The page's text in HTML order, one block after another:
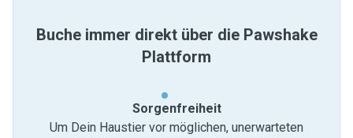
Buche immer direkt über die Pawshake
Plattform
Sorgenfreiheit
Um Dein Haustier vor möglichen, unerwarteten